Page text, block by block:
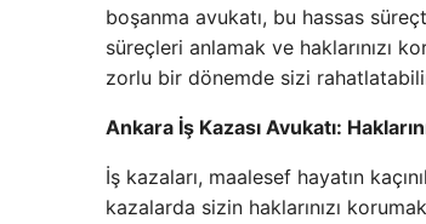
boşanma avukatı, bu hassas
süreçleri anlamak ve haklarınızı
zorlu bir dönemde sizi
Ankara İş Kazası Avukatı:
İş kazaları, maalesef hayatın
kazalarda sizin haklarınızı